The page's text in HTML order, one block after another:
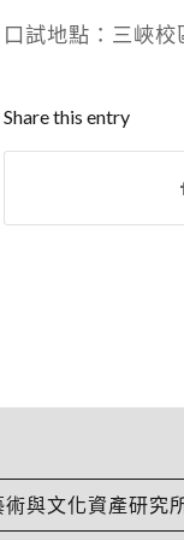
口試地點：三峽
Share this entry
與文化資產研究